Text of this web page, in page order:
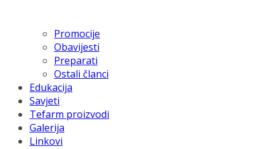
Promocije
Obavijesti
Preparati
Ostali članci
Edukacija
Savjeti
Tefarm proizvodi
Galerija
Linkovi